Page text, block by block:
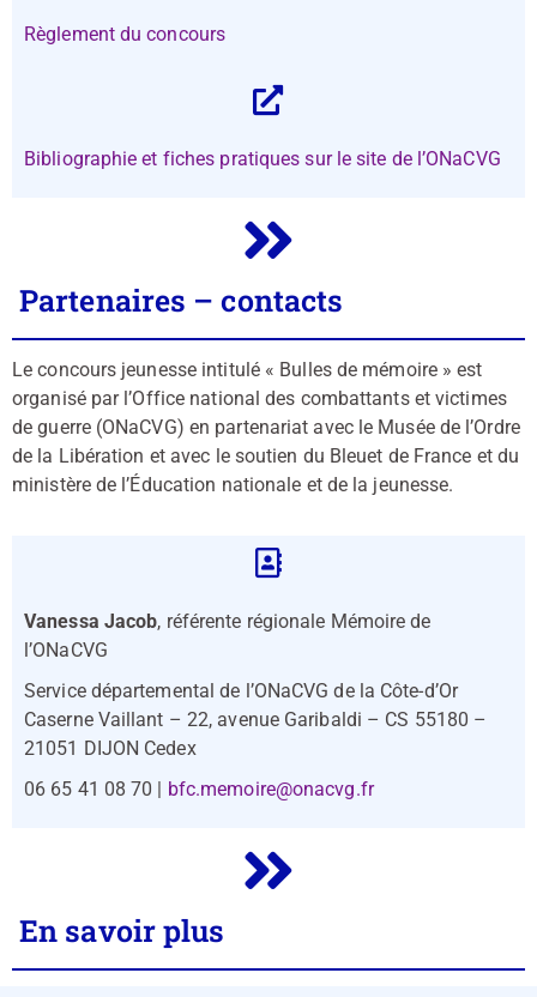
Règlement du concours
Bibliographie et fiches pratiques sur le site de l’ONaCVG
Partenaires – contacts
Le concours jeunesse intitulé « Bulles de mémoire » est
organisé par l’Office national des combattants et victimes
de guerre (ONaCVG) en partenariat avec le Musée de l’Ordre
de la Libération et avec le soutien du Bleuet de France et du
ministère de l’Éducation nationale et de la jeunesse.
Vanessa Jacob, référente régionale Mémoire de
l’ONaCVG
Service départemental de l’ONaCVG de la Côte-d’Or
Caserne Vaillant – 22, avenue Garibaldi – CS 55180 –
21051 DIJON Cedex
06 65 41 08 70 | bfc.memoire@onacvg.fr
En savoir plus